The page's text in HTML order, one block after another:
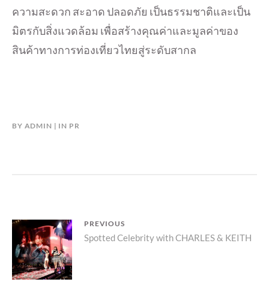
ความสะดวก สะอาด ปลอดภัย เป็นธรรมชาติและเป็น
มิตรกับสิ่งแวดล้อม เพื่อสร้างคุณค่าและมูลค่าของ
สินค้าทางการท่องเที่ยวไทยสู่ระดับสากล
BY ADMIN IN PR
แนะแนว
เรื่อง
PREVIOUS
Previous
post:
Spotted Celebrity with CHARLES & KEITH